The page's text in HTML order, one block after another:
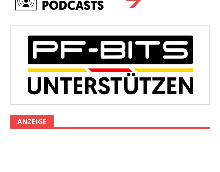
ANZEIGE